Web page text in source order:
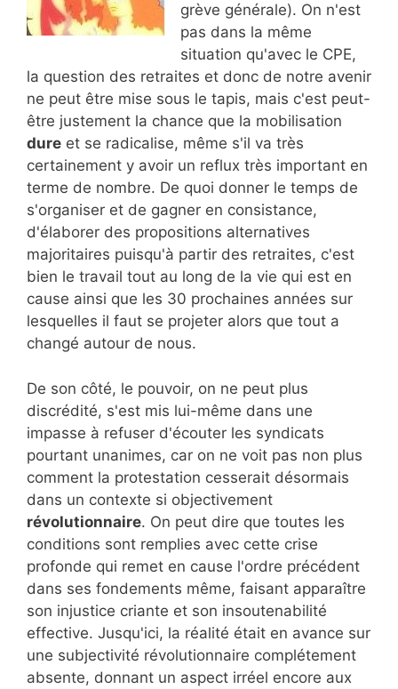
grève générale). On n'est
pas dans la même
situation qu'avec le CPE,
la question des retraites et donc de notre avenir
ne peut être mise sous le tapis, mais c'est peut-
être justement la chance que la mobilisation
dure et se radicalise, même s'il va très
certainement y avoir un reflux très important en
terme de nombre. De quoi donner le temps de
s'organiser et de gagner en consistance,
d'élaborer des propositions alternatives
majoritaires puisqu'à partir des retraites, c'est
bien le travail tout au long de la vie qui est en
cause ainsi que les 30 prochaines années sur
lesquelles il faut se projeter alors que tout a
changé autour de nous.
De son côté, le pouvoir, on ne peut plus
discrédité, s'est mis lui-même dans une
impasse à refuser d'écouter les syndicats
pourtant unanimes, car on ne voit pas non plus
comment la protestation cesserait désormais
dans un contexte si objectivement
révolutionnaire. On peut dire que toutes les
conditions sont remplies avec cette crise
profonde qui remet en cause l'ordre précédent
dans ses fondements même, faisant apparaître
son injustice criante et son insoutenabilité
effective. Jusqu'ici, la réalité était en avance sur
une subjectivité révolutionnaire complétement
absente, donnant un aspect irréel encore aux